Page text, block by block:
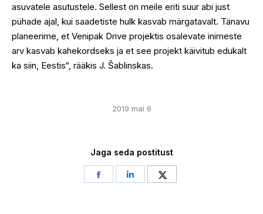
asuvatele asutustele. Sellest on meile eriti suur abi just
pühade ajal, kui saadetiste hulk kasvab märgatavalt. Tänavu
planeerime, et Venipak Drive projektis osalevate inimeste
arv kasvab kahekordseks ja et see projekt käivitub edukalt
ka siin, Eestis“, rääkis J. Šablinskas.
2019 mai 6
Jaga seda postitust
Share
Share